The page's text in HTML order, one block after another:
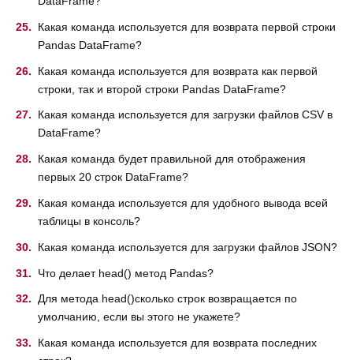
Какая команда используется для возврата первой строки
Pandas DataFrame?
Какая команда используется для возврата как первой
строки, так и второй строки Pandas DataFrame?
Какая команда используется для загрузки файлов CSV в
DataFrame?
Какая команда будет правильной для отображения
первых 20 строк DataFrame?
Какая команда используется для удобного вывода всей
таблицы в консоль?
Какая команда используется для загрузки файлов JSON?
Что делает head() метод Pandas?
Для метода head()сколько строк возвращается по
умолчанию, если вы этого не укажете?
Какая команда используется для возврата последних